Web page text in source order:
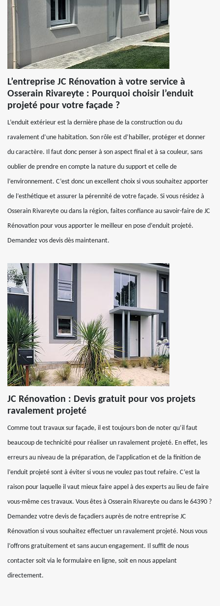
L’entreprise JC Rénovation à votre service à
Osserain Rivareyte : Pourquoi choisir l’enduit
projeté pour votre façade ?
L’enduit extérieur est la dernière phase de la construction ou du
ravalement d’une habitation. Son rôle est d’habiller, protéger et donner
du caractère. Il faut donc penser à son aspect final et à sa couleur, sans
oublier de prendre en compte la nature du support et celle de
l’environnement. C’est donc un excellent choix si vous souhaitez apporter
de l’esthétique et assurer la pérennité de votre façade. Si vous résidez à
Osserain Rivareyte ou dans la région, faites confiance au savoir-faire de JC
Rénovation pour vous apporter le meilleur en pose d’enduit projeté.
Demandez vos devis dès maintenant.
JC Rénovation : Devis gratuit pour vos projets
ravalement projeté
Comme tout travaux sur façade, il est toujours bon de noter qu’il faut
beaucoup de technicité pour réaliser un ravalement projeté. En effet, les
erreurs au niveau de la préparation, de l’application et de la finition de
l’enduit projeté sont à éviter si vous ne voulez pas tout refaire. C’est la
raison pour laquelle il vaut mieux faire appel à des experts au lieu de faire
vous-même ces travaux. Vous êtes à Osserain Rivareyte ou dans le 64390 ?
Demandez votre devis de façadiers auprès de notre entreprise JC
Rénovation si vous souhaitez effectuer un ravalement projeté. Nous vous
l’offrons gratuitement et sans aucun engagement. Il suffit de nous
contacter soit via le formulaire en ligne, soit en nous appelant
directement.